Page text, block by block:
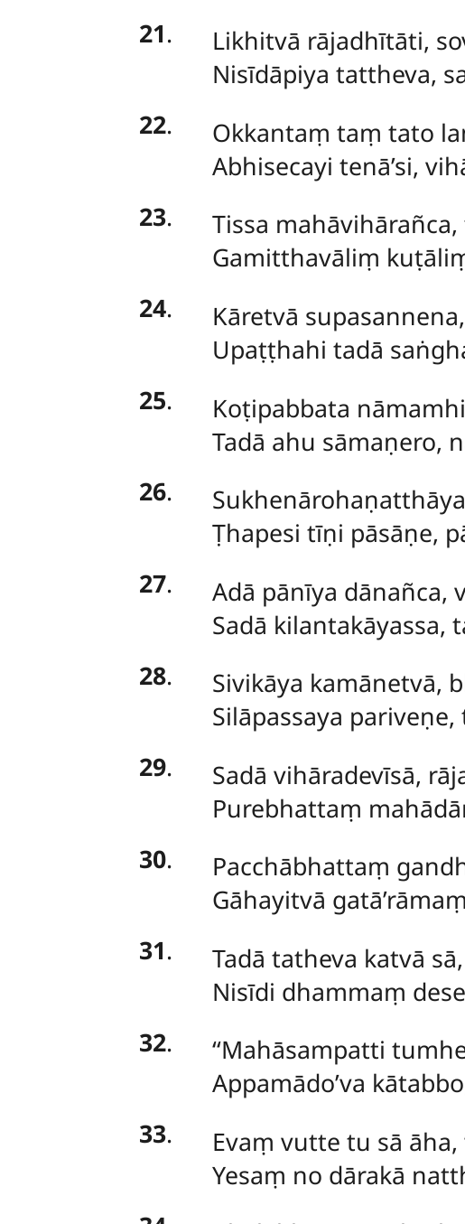
21.
Likhitvā rājadhītāti,
Nisīdāpiya tattheva,
22. Okkantaṃ taṃ tato
Abhisecayi tenā’si,
23.
Tissa
Gamitthavāliṃ
24.
Kāretvā
Upaṭṭhahi tadā
25.
Koṭipabbata
Tadā ahu sāmaṇero,
26.
Ṭhapesi tīṇi pāsāṇe,
27.
Adā pānīya dānañca,
Sadā kilantakāyassa,
28.
Sivikāya kamānetvā,
Silāpassaya
29.
Sadā vihāradevīsā,
Purebhattaṃ
30.
Pacchābhattaṃ
Gāhayitvā
31.
Tadā tatheva katvā
Nisīdi dhammaṃ
32.
‘‘Mahāsampatti
Appamādo’va
33.
Evaṃ vutte tu sā āha,
Yesaṃ no dārakā